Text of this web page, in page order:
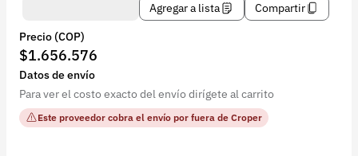
Agregar a lista
Compartir
Precio (COP)
$1.656.576
Datos de envío
Para ver el costo exacto del envío dirígete al carrito
Este proveedor cobra el envío por fuera de Croper
© 2026 Croper.com Todos los derechos reservados
Versión 5.45.0
Síguenos